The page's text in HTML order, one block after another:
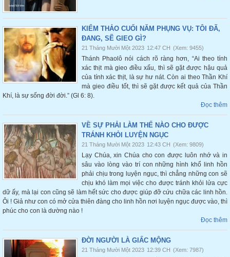
KIỂM THẢO CUỐI NĂM PHỤNG VỤ: TÔI ĐÃ,
ĐANG, SẼ GIEO GÌ?
21 Tháng Mười Một 2023 12:47 CH (Xem: 9455)
Thánh Phaolô nói cách rõ ràng hơn, “Ai theo tính
xác thịt mà gieo điều xấu, thì sẽ gặt được hậu quả
của tính xác thịt, là sự hư nát. Còn ai theo Thần Khí
mà gieo điều tốt, thì sẽ gặt được kết quả của Thần
Khí, là sự sống đời đời.” (Gl 6: 8).
Đọc thêm
VỀ SỰ PHẢI LÀM THẾ NÀO CHO ĐƯỢC
TRÁNH KHỎI LUYỆN NGỤC
21 Tháng Mười Một 2023 12:43 CH (Xem: 9809)
Lạy Chúa, xin Chúa cho con được luôn nhớ và in
sâu vào lòng vào trí con những hình khổ linh hồn
phải chịu trong luyện ngục, thì chẳng những con sẽ
chịu khó làm mọi việc cho được tránh khỏi lửa cực
dữ ấy, mà lại con cũng sẽ làm hết sức cho được giúp đỡ cứu chữa các linh hồn.
Ôi ! Giả như con có mở cửa thiên đàng cho linh hồn nơi luyện ngục được vào, thì
phúc cho con là dường nào !
Đọc thêm
ĐỜI NGƯỜI LÀ GIẤC MỘNG
21 Tháng Mười Một 2023 12:39 CH (Xem: 7987)